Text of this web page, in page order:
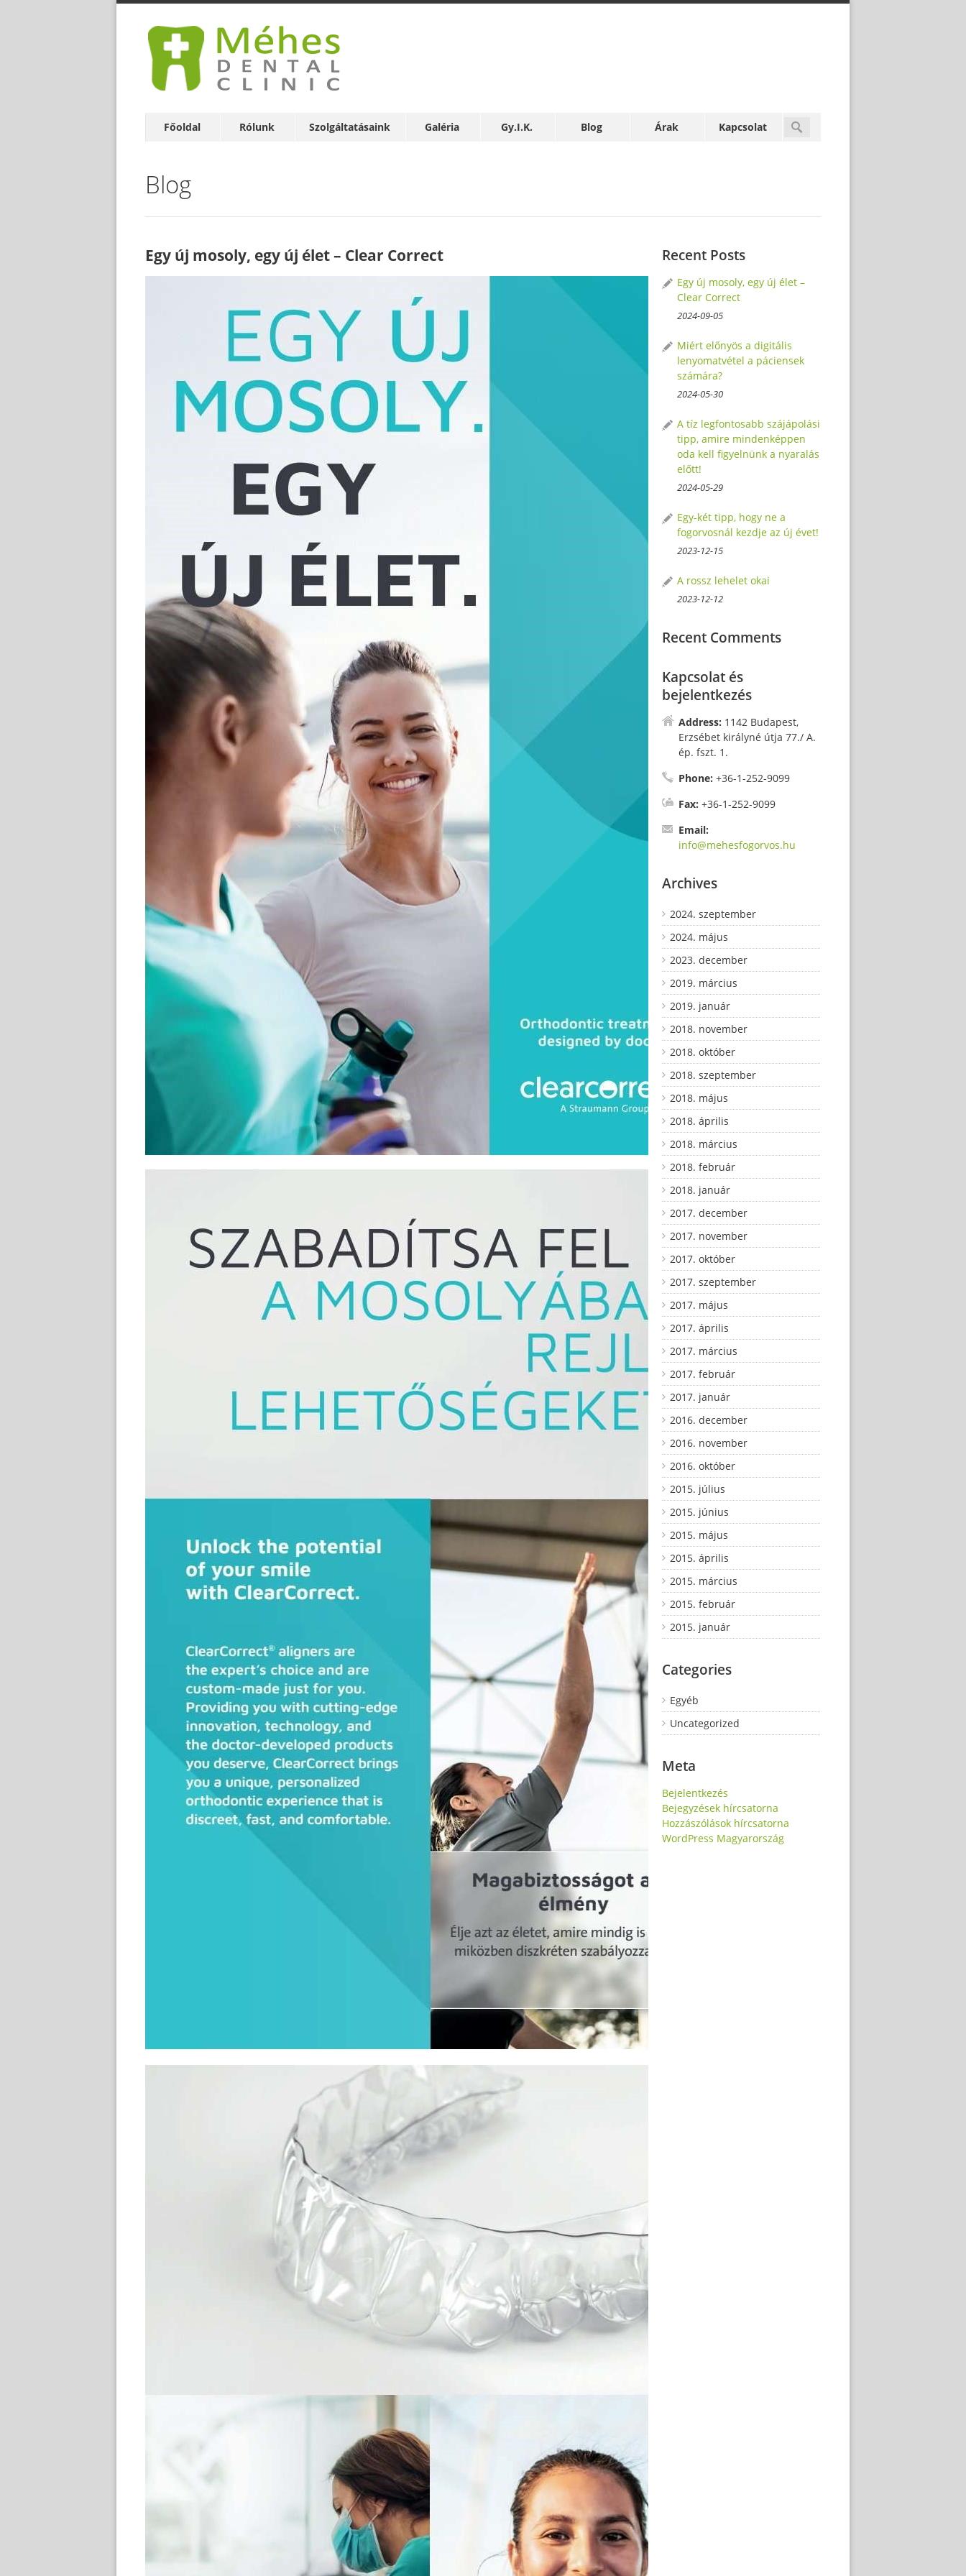
Főoldal Rólunk Szolgáltatásaink Galéria Gy.I.K. Blog Árak Kapcsolat
Blog
Egy új mosoly, egy új élet – Clear Correct Recent Posts
Egy új mosoly, egy új élet –
Clear Correct
2024-09-05
Miért előnyös a digitális
lenyomatvétel a páciensek
számára?
2024-05-30
A tíz legfontosabb szájápolási
tipp, amire mindenképpen
oda kell figyelnünk a nyaralás
előtt!
2024-05-29
Egy-két tipp, hogy ne a
fogorvosnál kezdje az új évet!
2023-12-15
A rossz lehelet okai
2023-12-12
Recent Comments
Kapcsolat és
bejelentkezés
Address: 1142 Budapest,
Erzsébet királyné útja 77./ A.
ép. fszt. 1.
Phone: +36-1-252-9099
Fax: +36-1-252-9099
Email:
info@mehesfogorvos.hu
Archives
2024. szeptember
2024. május
2023. december
2019. március
2019. január
2018. november
2018. október
2018. szeptember
2018. május
2018. április
2018. március
2018. február
2018. január
2017. december
2017. november
2017. október
2017. szeptember
2017. május
2017. április
2017. március
2017. február
2017. január
2016. december
2016. november
2016. október
2015. július
2015. június
2015. május
2015. április
2015. március
2015. február
2015. január
Categories
Egyéb
Uncategorized
Meta
Bejelentkezés
Bejegyzések hírcsatorna
Hozzászólások hírcsatorna
WordPress Magyarország